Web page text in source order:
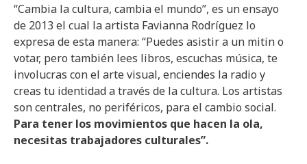
“Cambia la cultura, cambia el mundo”, es un ensayo
de 2013 el cual la artista Favianna Rodríguez lo
expresa de esta manera: “Puedes asistir a un mitin o
votar, pero también lees libros, escuchas música, te
involucras con el arte visual, enciendes la radio y
creas tu identidad a través de la cultura. Los artistas
son centrales, no periféricos, para el cambio social.
Para tener los movimientos que hacen la ola,
necesitas trabajadores culturales”.